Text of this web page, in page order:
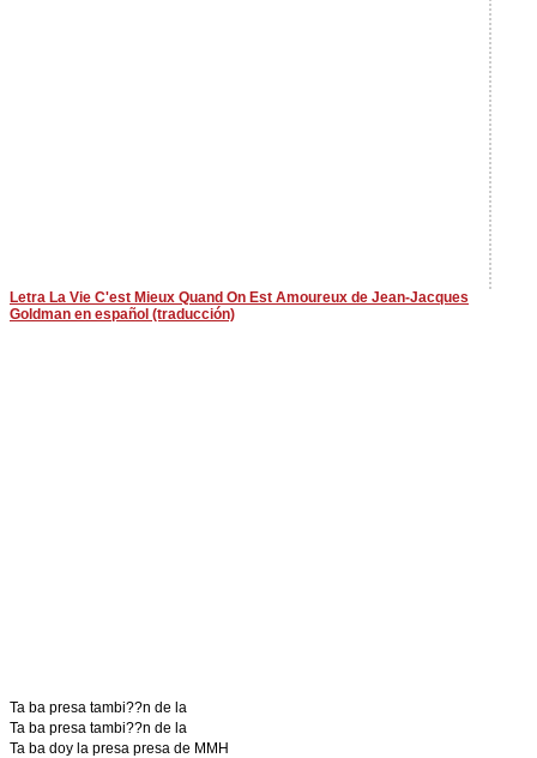
Letra La Vie C'est Mieux Quand On Est Amoureux de Jean-Jacques
Goldman en español (traducción)
Ta ba presa tambi??n de la
Ta ba presa tambi??n de la
Ta ba doy la presa presa de MMH